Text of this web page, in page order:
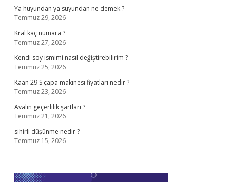
Ya huyundan ya suyundan ne demek ?
Temmuz 29, 2026
Kral kaç numara ?
Temmuz 27, 2026
Kendi soy ismimi nasıl değiştirebilirim ?
Temmuz 25, 2026
Kaan 29 S çapa makinesi fiyatları nedir ?
Temmuz 23, 2026
Avalin geçerlilik şartları ?
Temmuz 21, 2026
sihirli düşünme nedir ?
Temmuz 15, 2026